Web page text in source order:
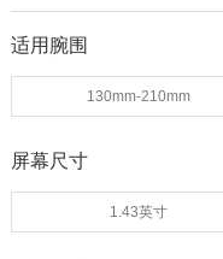
适用腕围
130mm-210mm
屏幕尺寸
1.43英寸